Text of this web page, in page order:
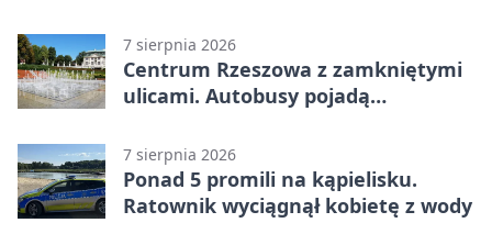
7 sierpnia 2026
Centrum Rzeszowa z zamkniętymi
ulicami. Autobusy pojadą
7 sierpnia 2026
Ponad 5 promili na kąpielisku.
Ratownik wyciągnął kobietę z wody